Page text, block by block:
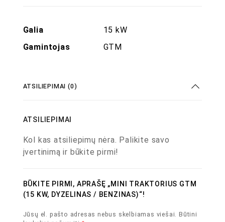
Galia
15 kW
Gamintojas
GTM
ATSILIEPIMAI (0)
ATSILIEPIMAI
Kol kas atsiliepimų nėra. Palikite savo
įvertinimą ir būkite pirmi!
BŪKITE PIRMI, APRAŠĘ „MINI TRAKTORIUS GTM
(15 KW, DYZELINAS / BENZINAS)“!
Jūsų el. pašto adresas nebus skelbiamas viešai. Būtini